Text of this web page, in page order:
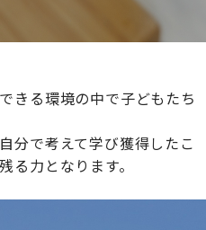
きる環境の中で子どもたち
分で考えて学び獲得したこ
る力となります。